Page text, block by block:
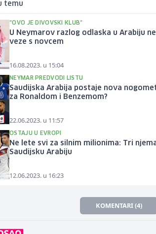
temu
"OVO JE DIVOVSKI KLUB"
U Neymarov razlog odlaska u Arabiju
veze s novcem
16.08.2023. u 15:04
NEYMAR PREDVODI LISTU
Saudijska Arabija postaje nova
za Ronaldom i Benzemom?
22.06.2023. u 11:57
OSTAJU U EVROPI
Ne lete svi za silnim milionima: Tri
Saudijsku Arabiju
12.06.2023. u 16:23
KOMENTARI (4)